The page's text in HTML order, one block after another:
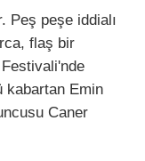
Peş peşe iddialı
flaş bir
kabartan Emin
Caner